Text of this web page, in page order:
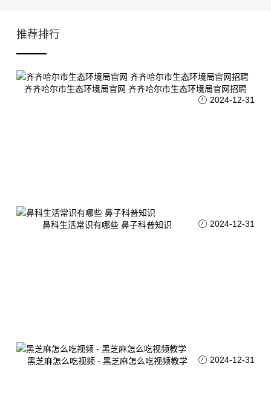
推荐排行
齐齐哈尔市生态环境局官网 齐齐哈尔市生态环境局官网招聘
2024-12-31
鼻科生活常识有哪些 鼻子科普知识 2024-12-31
黑芝麻怎么吃视频 - 黑芝麻怎么吃视频教学 2024-12-31